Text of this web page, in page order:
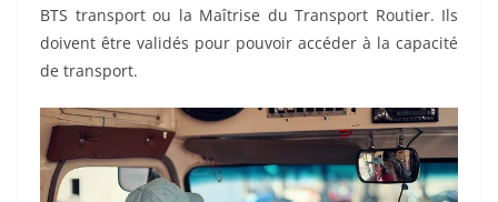
BTS transport ou la Maîtrise du Transport Routier. Ils
doivent être validés pour pouvoir accéder à la capacité
de transport.